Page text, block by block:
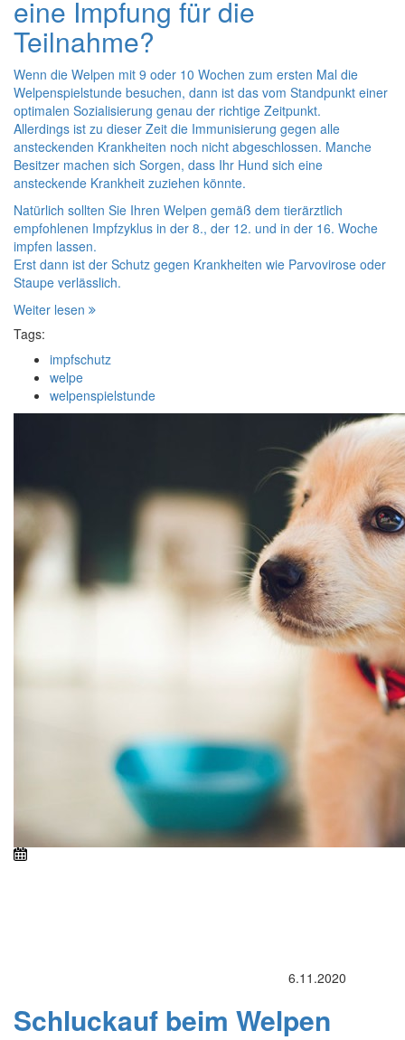
eine Impfung für die
Teilnahme?
Wenn die Welpen mit 9 oder 10 Wochen zum ersten Mal die
Welpenspielstunde besuchen, dann ist das vom Standpunkt einer
optimalen Sozialisierung genau der richtige Zeitpunkt.
Allerdings ist zu dieser Zeit die Immunisierung gegen alle
ansteckenden Krankheiten noch nicht abgeschlossen. Manche
Besitzer machen sich Sorgen, dass Ihr Hund sich eine
ansteckende Krankheit zuziehen könnte.
Natürlich sollten Sie Ihren Welpen gemäß dem tierärztlich
empfohlenen Impfzyklus in der 8., der 12. und in der 16. Woche
impfen lassen.
Erst dann ist der Schutz gegen Krankheiten wie Parvovirose oder
Staupe verlässlich.
Weiter lesen
Tags:
impfschutz
welpe
welpenspielstunde
6.11.2020
Schluckauf beim Welpen